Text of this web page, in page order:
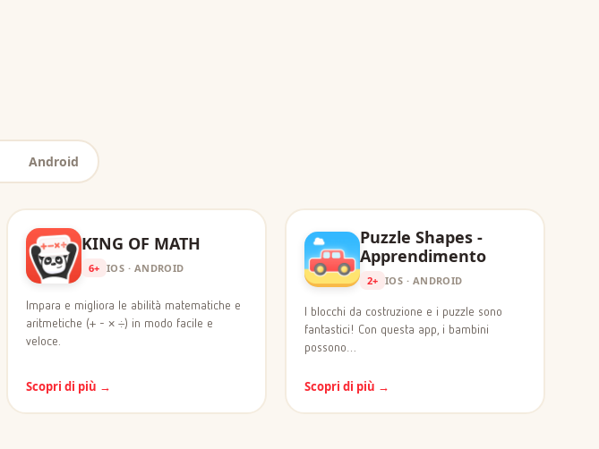
Android
KING OF MATH
6+ IOS · ANDROID
Impara e migliora le abilità matematiche e
aritmetiche (+ - × ÷) in modo facile e
veloce.
Scopri di più →
Puzzle Shapes -
Apprendimento
2+ IOS · ANDROID
I blocchi da costruzione e i puzzle sono
fantastici! Con questa app, i bambini
possono…
Scopri di più →